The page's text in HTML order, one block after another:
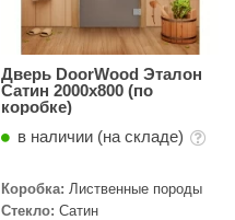
Дверь DoorWood Эталон
Сатин 2000х800 (по
коробке)
в наличии (на складе)
Коробка: Лиственные породы
Стекло: Сатин